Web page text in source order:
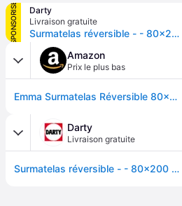
SPONSORISÉ
Darty
Livraison gratuite
Surmatelas réversible - - 80x200 cm - Mémoire de forme
Amazon
Prix le plus bas
Emma Surmatelas Réversible 80x200 cm, 6 cm | Mousse HRX Ferme d’Un côté, Moelleux de l’Autre | Confort Personnalisé et Durabilité | Produit de l’Année 2022
Darty
Livraison gratuite
Surmatelas réversible - - 80x200 cm - Mémoire de forme